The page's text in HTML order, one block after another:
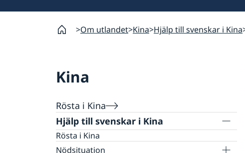
Om utlandet Kina Hjälp till svenskar i Kina
Kina
Rösta i Kina
Hjälp till svenskar i Kina
Rösta i Kina
Nödsituation